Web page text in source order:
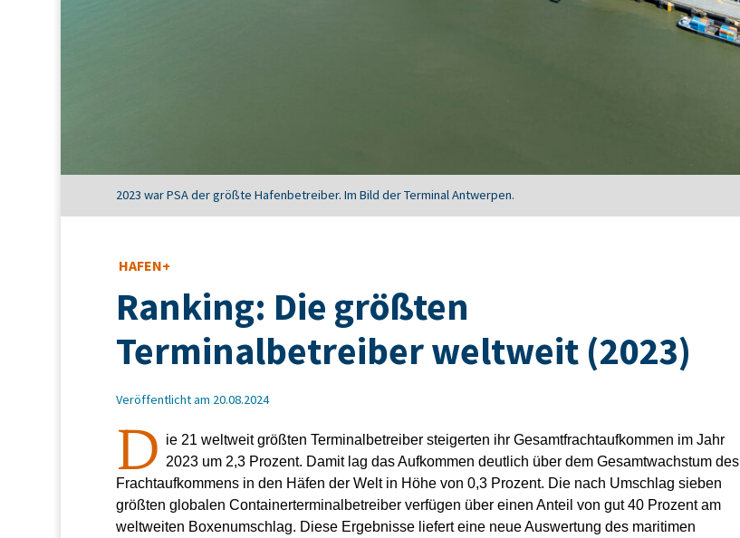
2023 war PSA der größte Hafenbetreiber. Im Bild der Terminal Antwerpen.
HAFEN+
Ranking: Die größten
Terminalbetreiber weltweit (2023)
Veröffentlicht am 20.08.2024
D ie 21 weltweit größten Terminalbetreiber steigerten ihr Gesamtfrachtaufkommen im Jahr
2023 um 2,3 Prozent. Damit lag das Aufkommen deutlich über dem Gesamtwachstum des
Frachtaufkommens in den Häfen der Welt in Höhe von 0,3 Prozent. Die nach Umschlag sieben
größten globalen Containerterminalbetreiber verfügen über einen Anteil von gut 40 Prozent am
weltweiten Boxenumschlag. Diese Ergebnisse liefert eine neue Auswertung des maritimen